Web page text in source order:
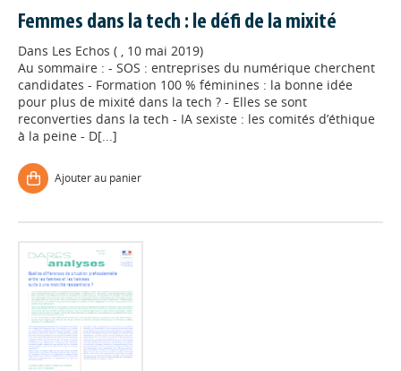
Femmes dans la tech : le défi de la mixité
Dans Les Echos ( , 10 mai 2019)
Au sommaire : - SOS : entreprises du numérique cherchent
candidates - Formation 100 % féminines : la bonne idée
pour plus de mixité dans la tech ? - Elles se sont
reconverties dans la tech - IA sexiste : les comités d’éthique
à la peine - D[...]
Ajouter au panier